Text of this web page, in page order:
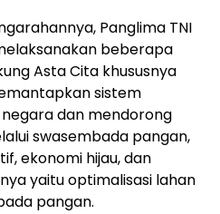
Panglima TNI
beberapa
Asta Cita khususnya
sistem
dan mendorong
swasembada pangan,
ekonomi hijau, dan
yaitu optimalisasi lahan
pangan.